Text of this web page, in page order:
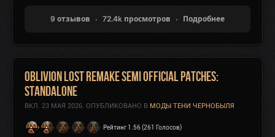
9 отзывов 72.4k просмотров Подробнее
Oblivion Lost Remake Semi Official Patches:
Standalone
ВКЛ. 23 МАЯ 2026. ОПУБЛИКОВАНО В МОДЫ ТЕНИ ЧЕРНОБЫЛЯ
Рейтинг 1.56 (261 Голосов)